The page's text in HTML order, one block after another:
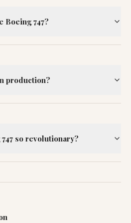
Boeing 747?
production?
so revolutionary?